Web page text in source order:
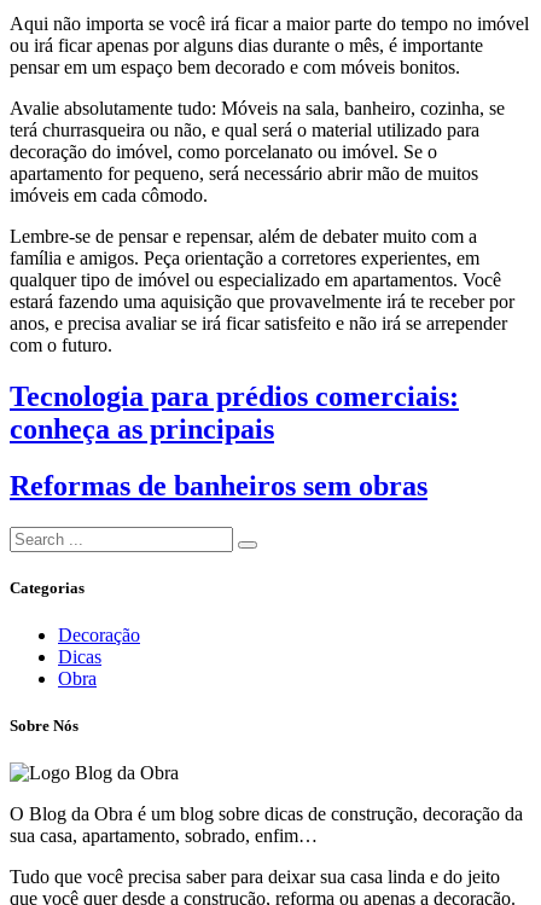
Aqui não importa se você irá ficar a maior parte do tempo no imóvel
ou irá ficar apenas por alguns dias durante o mês, é importante
pensar em um espaço bem decorado e com móveis bonitos.
Avalie absolutamente tudo: Móveis na sala, banheiro, cozinha, se
terá churrasqueira ou não, e qual será o material utilizado para
decoração do imóvel, como porcelanato ou imóvel. Se o
apartamento for pequeno, será necessário abrir mão de muitos
imóveis em cada cômodo.
Lembre-se de pensar e repensar, além de debater muito com a
família e amigos. Peça orientação a corretores experientes, em
qualquer tipo de imóvel ou especializado em apartamentos. Você
estará fazendo uma aquisição que provavelmente irá te receber por
anos, e precisa avaliar se irá ficar satisfeito e não irá se arrepender
com o futuro.
Tecnologia para prédios comerciais:
conheça as principais
Reformas de banheiros sem obras
Search
for:
Categorias
Decoração
Dicas
Obra
Sobre Nós
O Blog da Obra é um blog sobre dicas de construção, decoração da
sua casa, apartamento, sobrado, enfim…
Tudo que você precisa saber para deixar sua casa linda e do jeito
que você quer desde a construção, reforma ou apenas a decoração.